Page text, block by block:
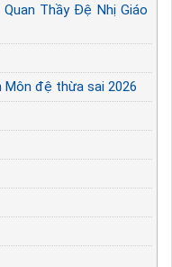
Thầy Đệ Nhị Giáo
Môn đệ thừa sai 2026